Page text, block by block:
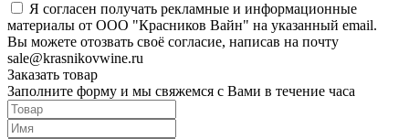
Я согласен получать рекламные и информационные
материалы от ООО "Красников Вайн" на указанный email.
Вы можете отозвать своё согласие, написав на почту
sale@krasnikovwine.ru
Заказать товар
Заполните форму и мы свяжемся с Вами в течение часа